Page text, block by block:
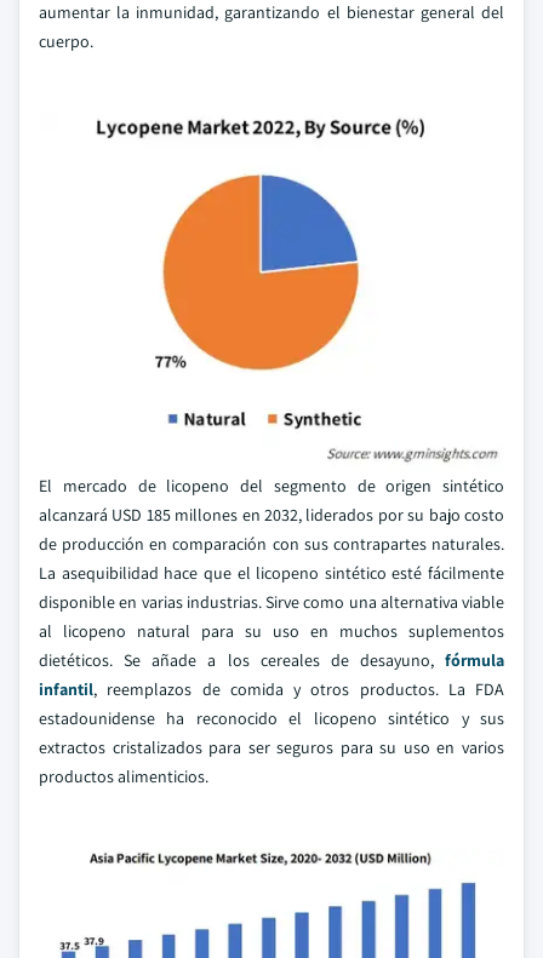
aumentar la inmunidad, garantizando el bienestar general del
cuerpo.
El mercado de licopeno del segmento de origen sintético
alcanzará USD 185 millones en 2032, liderados por su bajo costo
de producción en comparación con sus contrapartes naturales.
La asequibilidad hace que el licopeno sintético esté fácilmente
disponible en varias industrias. Sirve como una alternativa viable
al licopeno natural para su uso en muchos suplementos
dietéticos. Se añade a los cereales de desayuno, fórmula
infantil, reemplazos de comida y otros productos. La FDA
estadounidense ha reconocido el licopeno sintético y sus
extractos cristalizados para ser seguros para su uso en varios
productos alimenticios.